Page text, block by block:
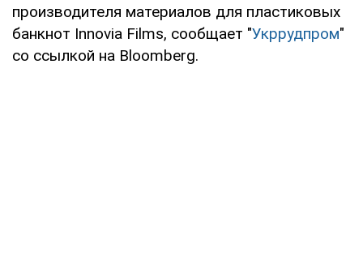
производителя материалов для пластиковых
банкнот Innovia Films, сообщает "Укррудпром"
со ссылкой на Bloomberg.